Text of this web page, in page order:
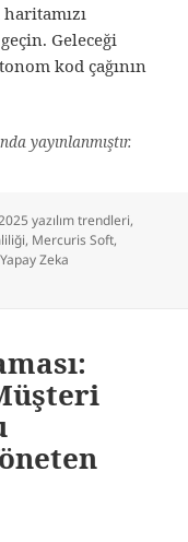
Geleceği
kod çağının
yayınlanmıştır.
Etiketleryazılım trendleri,
, Mercuris Soft,
Yapay Zeka
Kod Çağı: 2025 Sonrası